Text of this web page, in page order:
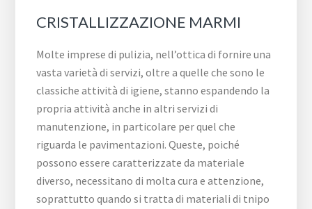
CRISTALLIZZAZIONE MARMI
Molte imprese di pulizia, nell’ottica di fornire una
vasta varietà di servizi, oltre a quelle che sono le
classiche attività di igiene, stanno espandendo la
propria attività anche in altri servizi di
manutenzione, in particolare per quel che
riguarda le pavimentazioni. Queste, poiché
possono essere caratterizzate da materiale
diverso, necessitano di molta cura e attenzione,
soprattutto quando si tratta di materiali di tnipo